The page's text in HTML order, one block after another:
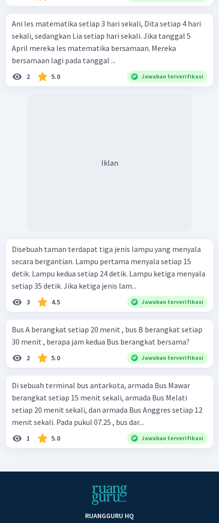
Ani les matematika setiap 3 hari sekali, Dita setiap 4 hari
sekali, sedangkan Lia setiap hari sekali. Jika tanggal 5
April mereka les matematika bersamaan. Mereka
bersamaan lagi pada tanggal ...
2 5.0 Jawaban terverifikasi
Iklan
Disebuah taman terdapat tiga jenis lampu yang menyala
secara bergantian. Lampu pertama menyala setiap 15
detik. Lampu kedua setiap 24 detik. Lampu ketiga menyala
setiap 35 detik. Jika ketiga jenis lam...
3 4.5 Jawaban terverifikasi
Bus A berangkat setiap 20 menit , bus B berangkat setiap
30 menit , berapa jam kedua Bus berangkat bersama?
2 5.0 Jawaban terverifikasi
Di sebuah terminal bus antarkota, armada Bus Mawar
berangkat setiap 15 menit sekali, armada Bus Melati
setiap 20 menit sekali, dan armada Bus Anggres setiap 12
menit sekali. Pada pukul 07.25 , bus dar...
1 5.0 Jawaban terverifikasi
RUANGGURU HQ